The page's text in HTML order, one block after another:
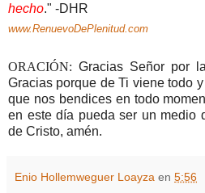
hecho." -DHR
www.RenuevoDePlenitud.com
ORACIÓN: Gracias Señor por
Gracias porque de Ti viene todo
que nos bendices en todo
en este día pueda ser un medio
de Cristo, amén.
Enio Hollemweguer Loayza en 5:56